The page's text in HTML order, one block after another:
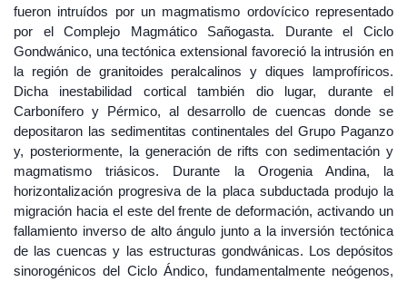
fueron intruídos por un magmatismo ordovícico representado
por el Complejo Magmático Sañogasta. Durante el Ciclo
Gondwánico, una tectónica extensional favoreció la intrusión en
la región de granitoides peralcalinos y diques lamprofíricos.
Dicha inestabilidad cortical también dio lugar, durante el
Carbonífero y Pérmico, al desarrollo de cuencas donde se
depositaron las sedimentitas continentales del Grupo Paganzo
y, posteriormente, la generación de rifts con sedimentación y
magmatismo triásicos. Durante la Orogenia Andina, la
horizontalización progresiva de la placa subductada produjo la
migración hacia el este del frente de deformación, activando un
fallamiento inverso de alto ángulo junto a la inversión tectónica
de las cuencas y las estructuras gondwánicas. Los depósitos
sinorogénicos del Ciclo Ándico, fundamentalmente neógenos,